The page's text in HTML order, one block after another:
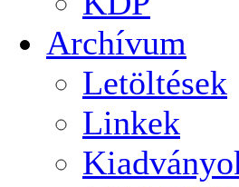
Archívum
Letöltések
Linkek